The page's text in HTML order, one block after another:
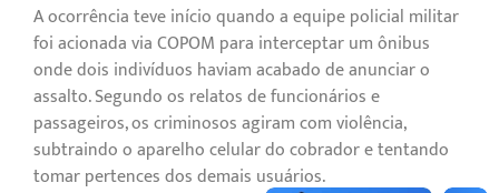
A ocorrência teve início quando a equipe policial militar
foi acionada via COPOM para interceptar um ônibus
onde dois indivíduos haviam acabado de anunciar o
assalto. Segundo os relatos de funcionários e
passageiros, os criminosos agiram com violência,
subtraindo o aparelho celular do cobrador e tentando
tomar pertences dos demais usuários.